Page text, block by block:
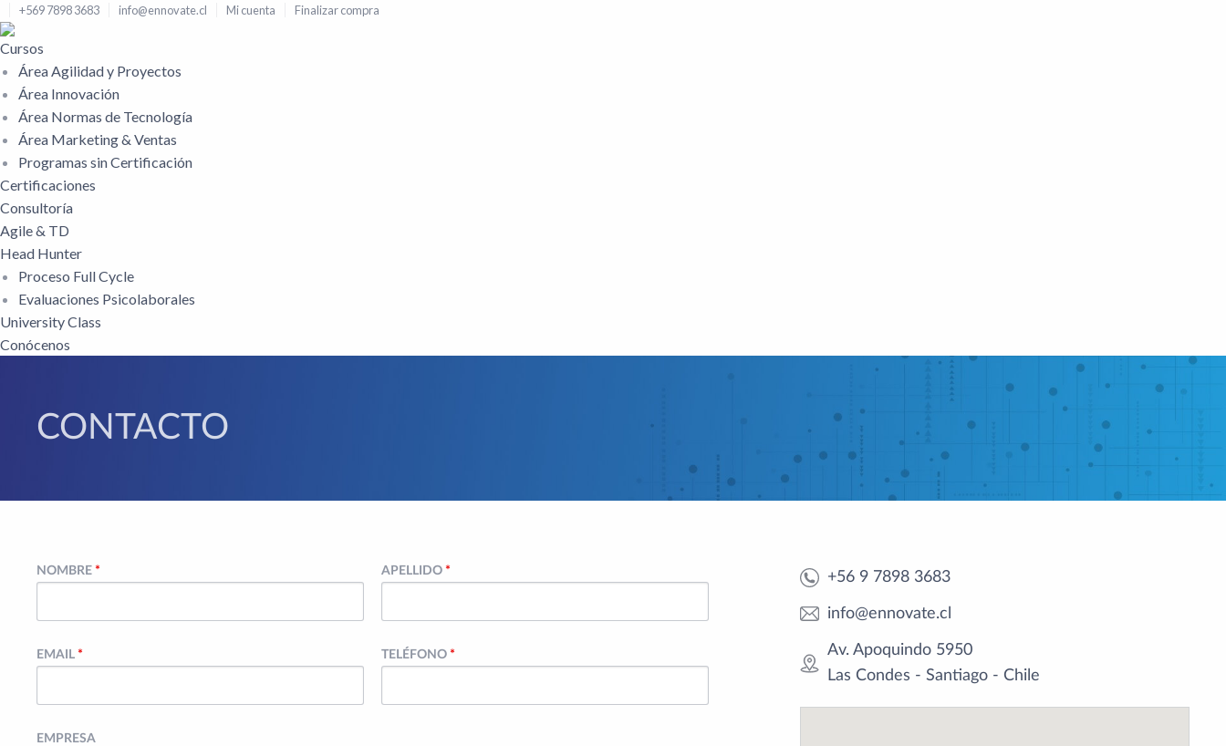
+569 7898 3683 info@ennovate.cl Mi cuenta Finalizar compra
Cursos
Área Agilidad y Proyectos
Área Innovación
Área Normas de Tecnología
Área Marketing & Ventas
Programas sin Certificación
Certificaciones
Consultoría
Agile & TD
Head Hunter
Proceso Full Cycle
Evaluaciones Psicolaborales
University Class
Conócenos
CONTACTO
NOMBRE * APELLIDO *
EMAIL * TELÉFONO *
EMPRESA
+56 9 7898 3683
info@ennovate.cl
Av. Apoquindo 5950
Las Condes - Santiago - Chile